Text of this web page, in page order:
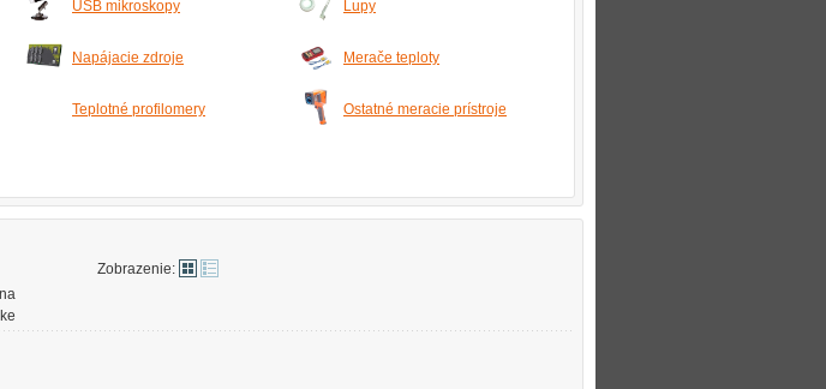
USB mikroskopy Lupy
Napájacie zdroje Merače teploty
Teplotné profilomery Ostatné meracie prístroje
Zobrazenie: